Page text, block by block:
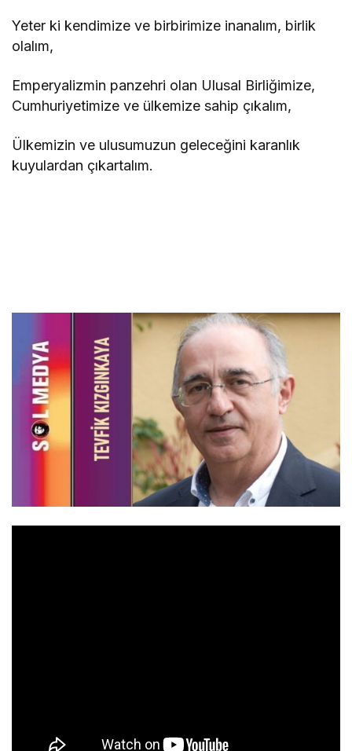
Yeter ki kendimize ve birbirimize inanalım, birlik
olalım,
Emperyalizmin panzehri olan Ulusal Birliğimize,
Cumhuriyetimize ve ülkemize sahip çıkalım,
Ülkemizin ve ulusumuzun geleceğini karanlık
kuyulardan çıkartalım.